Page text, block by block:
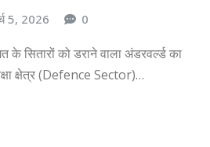
5, 2026 0
सितारों को डराने वाला अंडरवर्ल्ड का
क्षेत्र (Defence Sector)…